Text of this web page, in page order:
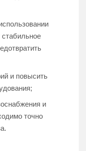
и повысить
и
точно